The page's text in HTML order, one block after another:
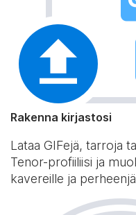
Rakenna kirjastosi
Lataa GIFejä, tarroja
Tenor-profiiliisi ja
kavereille ja